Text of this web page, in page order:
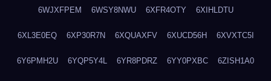
6WJXFPEM 6WSY8NWU 6XFR4OTY 6XIHLDTU
6XL3E0EQ 6XP30R7N 6XQUAXFV 6XUCD56H 6XVXTC5I
6Y6PMH2U 6YQP5Y4L 6YR8PDRZ 6YY0PXBC 6ZISH1A0